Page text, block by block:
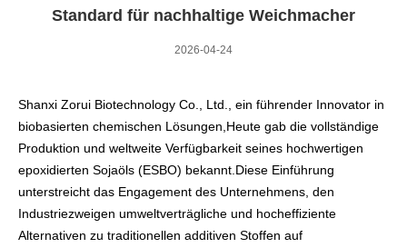
Standard für nachhaltige Weichmacher
2026-04-24
Shanxi Zorui Biotechnology Co., Ltd., ein führender Innovator in
biobasierten chemischen Lösungen,Heute gab die vollständige
Produktion und weltweite Verfügbarkeit seines hochwertigen
epoxidierten Sojaöls (ESBO) bekannt.Diese Einführung
unterstreicht das Engagement des Unternehmens, den
Industriezweigen umweltverträgliche und hocheffiziente
Alternativen zu traditionellen additiven Stoffen auf